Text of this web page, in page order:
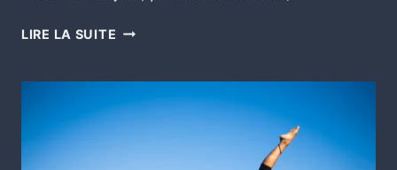
LIRE LA SUITE